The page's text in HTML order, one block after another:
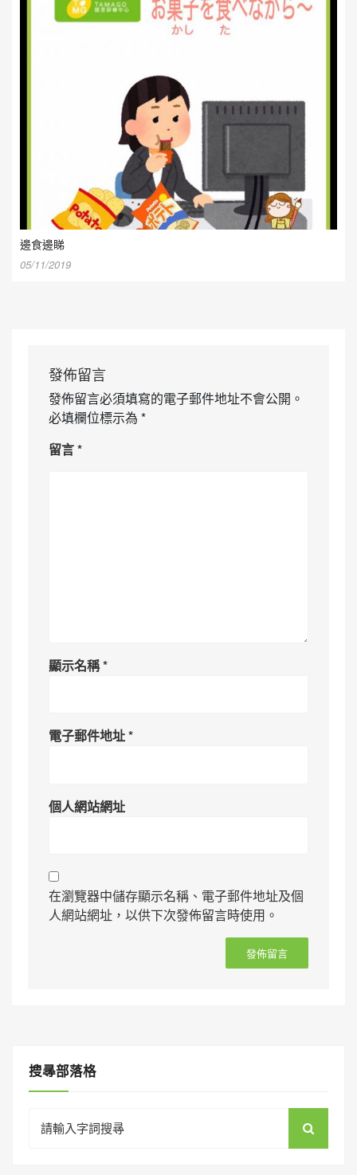
邊食邊睇
05/11/2019
發佈留言
發佈留言必須填寫的電子郵件地址不會公開。
必填欄位標示為 *
留言*
顯示名稱*
電子郵件地址*
個人網站網址
在瀏覽器中儲存顯示名稱、電子郵件地址及個
人網站網址，以供下次發佈留言時使用。
搜㝷部落格
for: